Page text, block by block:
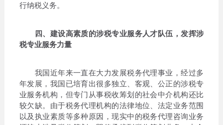
行纳税义务。
四、建设高素质的涉税专业服务人才队伍，发挥涉
税专业服务力量
我国近年来一直在大力发展税务代理事业，经过多
年发展，我国已培育出很多独立、客观、公正的涉税专
业服务机构，但专门从事税收筹划的社会中介机构还比
较欠缺。由于税务代理机构的法律地位、法定业务范围
以及执业素质等多种原因，现实中的税务代理咨询业务